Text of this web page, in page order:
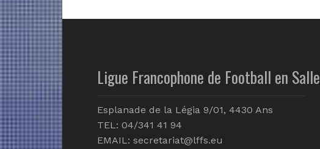
Ligue Francophone de Football en Salle
Esplanade de la Légia 9/01, 4430 Ans
TEL: 04/341 41 94
EMAIL: secretariat@lffs.eu